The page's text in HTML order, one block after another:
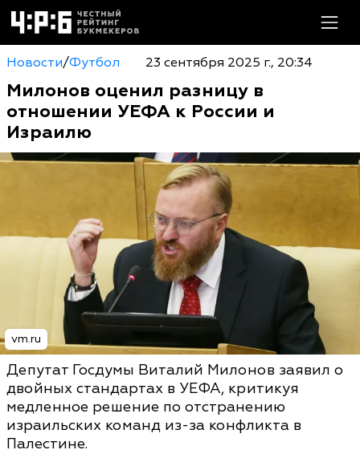
Новости/Футбол 23 сентября 2025 г., 20:34
Милонов оценил разницу в
отношении УЕФА к России и
Израилю
vm.ru
Депутат Госдумы Виталий Милонов заявил о
двойных стандартах в УЕФА, критикуя
медленное решение по отстранению
израильских команд из-за конфликта в
Палестине.